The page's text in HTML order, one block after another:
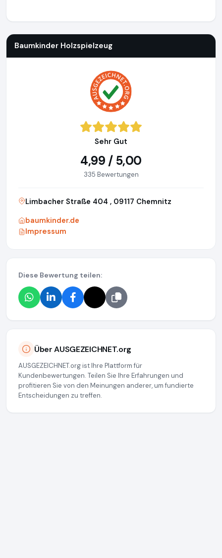
Baumkinder Holzspielzeug
Sehr Gut
4,99 / 5,00
335 Bewertungen
Limbacher Straße 404 , 09117 Chemnitz
baumkinder.de
Impressum
Diese Bewertung teilen:
Über AUSGEZEICHNET.org
AUSGEZEICHNET.org ist Ihre Plattform für
Kundenbewertungen. Teilen Sie Ihre Erfahrungen und
profitieren Sie von den Meinungen anderer, um fundierte
Entscheidungen zu treffen.